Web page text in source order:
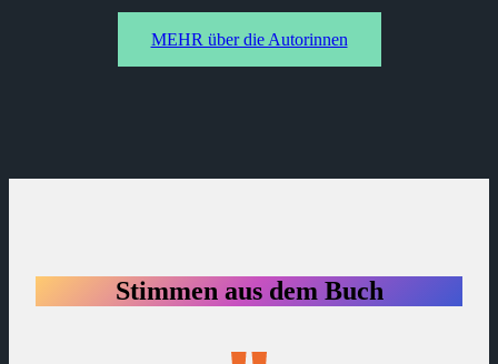
MEHR über die Autorinnen
Stimmen aus dem Buch